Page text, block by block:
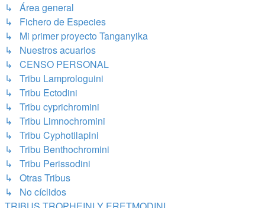
↳ Área general
↳ Fichero de Especies
↳ Mi primer proyecto Tanganyika
↳ Nuestros acuarios
↳ CENSO PERSONAL
↳ Tribu Lamprologuini
↳ Tribu Ectodini
↳ Tribu cyprichromini
↳ Tribu Limnochromini
↳ Tribu Cyphotilapini
↳ Tribu Benthochromini
↳ Tribu Perissodini
↳ Otras Tribus
↳ No cíclidos